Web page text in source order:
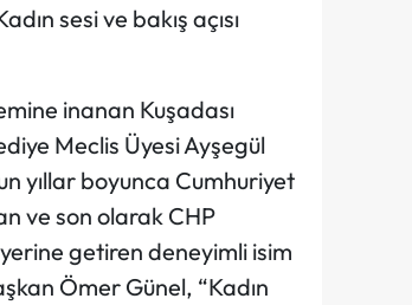
sesi ve bakış açısı
inanan Kuşadası
Meclis Üyesi Ayşegül
yıllar boyunca Cumhuriyet
ve son olarak CHP
yerine getiren deneyimli isim
Ömer Günel, “Kadın